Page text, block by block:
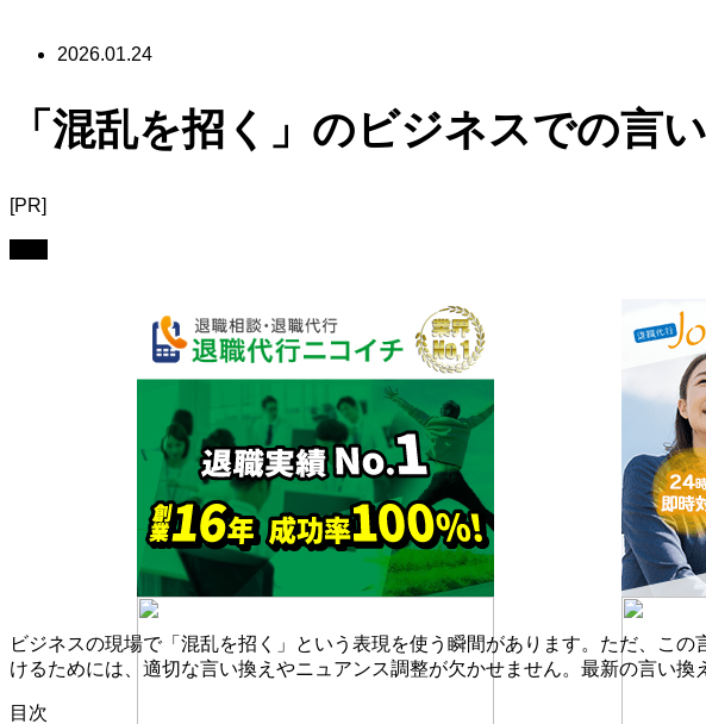
2026.01.24
「混乱を招く」のビジネスでの言
[PR]
ビジネスの現場で「混乱を招く」という表現を使う瞬間があります。ただ、こ
けるためには、適切な言い換えやニュアンス調整が欠かせません。最新の言い
目次